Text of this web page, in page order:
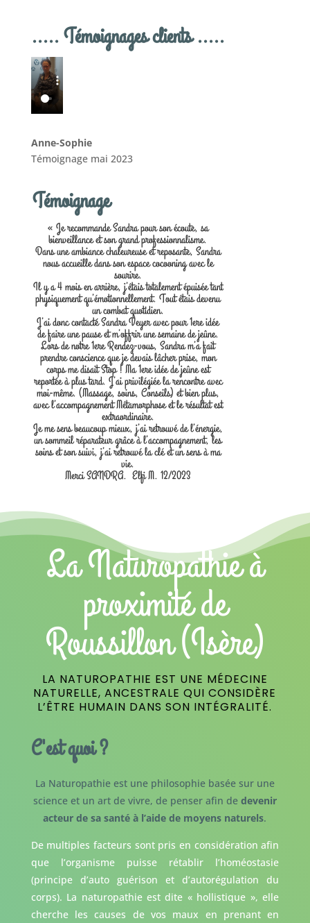
..... Témoignages clients .....
Anne-Sophie
Témoignage mai 2023
Témoignage
« Je recommande Sandra pour son écoute, sa
bienveillance et son grand professionnalisme.
Dans une ambiance chaleureuse et reposante, Sandra
nous accueille dans son espace cocooning avec le
sourire.
Il y a 4 mois en arrière, j’étais totalement épuisée tant
physiquement qu’émotionnellement. Tout étais devenu
un combat quotidien.
J’ai donc contacté Sandra Veyer avec pour 1ere idée
de faire une pause et m’offrir une semaine de jeûne.
Lors de notre 1ere Rendez-vous, Sandra m’a fait
prendre conscience que je devais lâcher prise, mon
corps me disait Stop ! Ma 1ere idée de jeûne est
reportée à plus tard. J’ai privilégiée la rencontre avec
moi-même. (Massage, soins, Conseils) et bien plus,
avec l’accompagnement Métamorphose et le résultat est
extraordinaire.
Je me sens beaucoup mieux, j’ai retrouvé de l’énergie,
un sommeil réparateur grâce à l’accompagnement, les
soins et son suivi, j’ai retrouvé la clé et un sens à ma
vie.
Merci SANDRA. Elfi M. 12/2023
La Naturopathie à
proximité de
Roussillon (Isère)
LA NATUROPATHIE EST UNE MÉDECINE
NATURELLE, ANCESTRALE QUI CONSIDÈRE
L’ÊTRE HUMAIN DANS SON INTÉGRALITÉ.
C'est quoi ?
La Naturopathie est une philosophie basée sur une
science et un art de vivre, de penser afin de devenir
acteur de sa santé à l’aide de moyens naturels.
De multiples facteurs sont pris en considération afin
que l’organisme puisse rétablir l’homéostasie
(principe d’auto guérison et d’autorégulation du
corps). La naturopathie est dite « hollistique », elle
cherche les causes de vos maux en prenant en